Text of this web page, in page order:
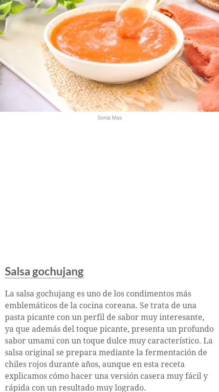
Sonia Mas
Salsa gochujang
La salsa gochujang es uno de los condimentos más
emblemáticos de la cocina coreana. Se trata de una
pasta picante con un perfil de sabor muy interesante,
ya que además del toque picante, presenta un profundo
sabor umami con un toque dulce muy característico. La
salsa original se prepara mediante la fermentación de
chiles rojos durante años, aunque en esta receta
explicamos cómo hacer una versión casera muy fácil y
rápida con un resultado muy logrado.